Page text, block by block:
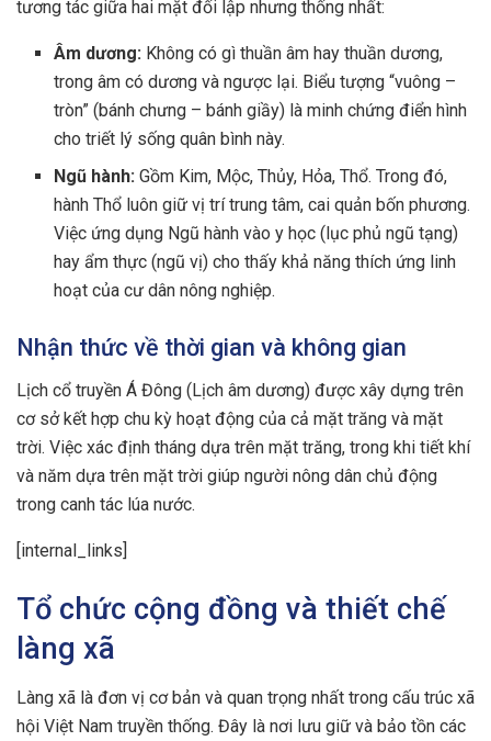
tương tác giữa hai mặt đối lập nhưng thống nhất:
Âm dương: Không có gì thuần âm hay thuần dương,
trong âm có dương và ngược lại. Biểu tượng “vuông –
tròn” (bánh chưng – bánh giầy) là minh chứng điển hình
cho triết lý sống quân bình này.
Ngũ hành: Gồm Kim, Mộc, Thủy, Hỏa, Thổ. Trong đó,
hành Thổ luôn giữ vị trí trung tâm, cai quản bốn phương.
Việc ứng dụng Ngũ hành vào y học (lục phủ ngũ tạng)
hay ẩm thực (ngũ vị) cho thấy khả năng thích ứng linh
hoạt của cư dân nông nghiệp.
Nhận thức về thời gian và không gian
Lịch cổ truyền Á Đông (Lịch âm dương) được xây dựng trên
cơ sở kết hợp chu kỳ hoạt động của cả mặt trăng và mặt
trời. Việc xác định tháng dựa trên mặt trăng, trong khi tiết khí
và năm dựa trên mặt trời giúp người nông dân chủ động
trong canh tác lúa nước.
[internal_links]
Tổ chức cộng đồng và thiết chế
làng xã
Làng xã là đơn vị cơ bản và quan trọng nhất trong cấu trúc xã
hội Việt Nam truyền thống. Đây là nơi lưu giữ và bảo tồn các